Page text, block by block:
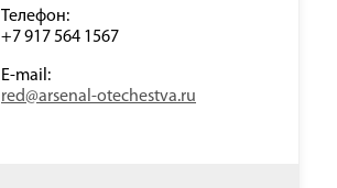
Телефон:
+7 917 564 1567
E-mail:
red@arsenal-otechestva.ru